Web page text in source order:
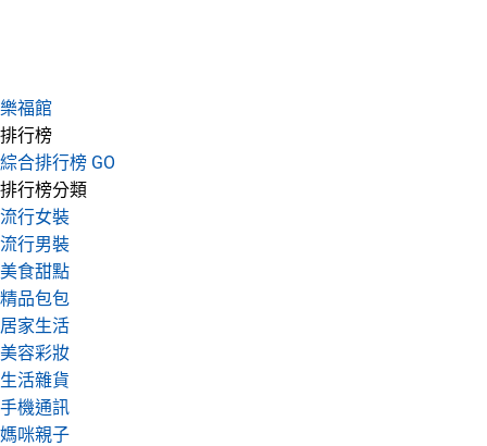
樂福館
排行榜
綜合排行榜 GO
排行榜分類
流行女裝
流行男裝
美食甜點
精品包包
居家生活
美容彩妝
生活雜貨
手機通訊
媽咪親子